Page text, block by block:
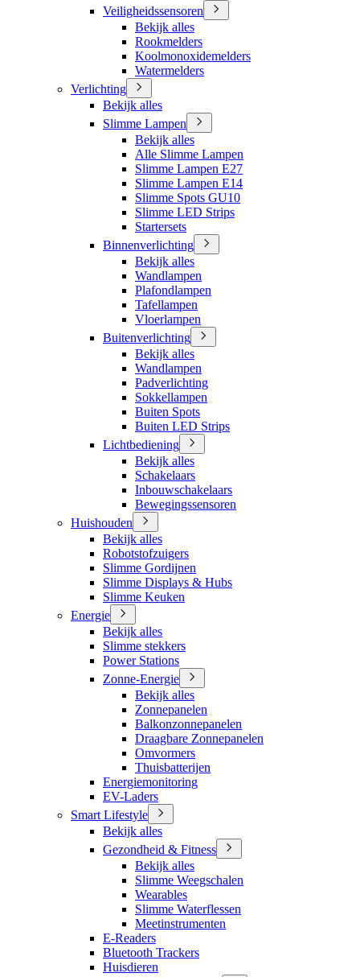
Veiligheidssensoren
Bekijk alles
Rookmelders
Koolmonoxidemelders
Watermelders
Verlichting
Bekijk alles
Slimme Lampen
Bekijk alles
Alle Slimme Lampen
Slimme Lampen E27
Slimme Lampen E14
Slimme Spots GU10
Slimme LED Strips
Startersets
Binnenverlichting
Bekijk alles
Wandlampen
Plafondlampen
Tafellampen
Vloerlampen
Buitenverlichting
Bekijk alles
Wandlampen
Padverlichting
Sokkellampen
Buiten Spots
Buiten LED Strips
Lichtbediening
Bekijk alles
Schakelaars
Inbouwschakelaars
Bewegingssensoren
Huishouden
Bekijk alles
Robotstofzuigers
Slimme Gordijnen
Slimme Displays & Hubs
Slimme Keuken
Energie
Bekijk alles
Slimme stekkers
Power Stations
Zonne-Energie
Bekijk alles
Zonnepanelen
Balkonzonnepanelen
Draagbare Zonnepanelen
Omvormers
Thuisbatterijen
Energiemonitoring
EV-Laders
Smart Lifestyle
Bekijk alles
Gezondheid & Fitness
Bekijk alles
Slimme Weegschalen
Wearables
Slimme Waterflessen
Meetinstrumenten
E-Readers
Bluetooth Trackers
Huisdieren